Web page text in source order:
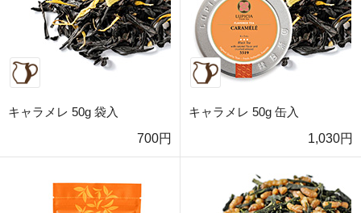
キャラメレ 50g 袋入
700円
キャラメレ 50g 缶入
1,030円